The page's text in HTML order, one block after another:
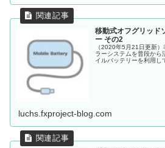
移動式オフグリッド
ー その2
（2020年5月21日更新
ラーシステムを普段から
イルバッテリーを利用し
luchs.fxproject-blog.com